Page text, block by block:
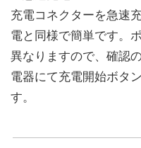
充電コネクターを急速
電と同様で簡単です。
異なりますので、確認
電器にて充電開始ボタ
す。